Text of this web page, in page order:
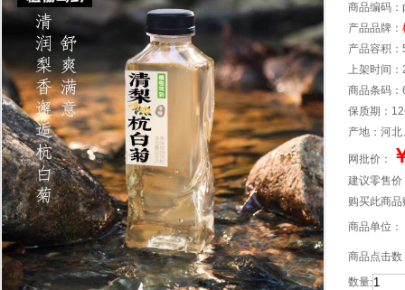
商品编码
产品品牌：
产品容积
上架时间
商品条码
保质期：
产地：河
网批价：
建议零售价
购买此商
商品单位：
商品点击
数量: